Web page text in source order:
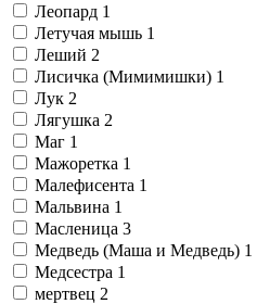
Леопард 1
Летучая мышь 1
Леший 2
Лисичка (Мимимишки) 1
Лук 2
Лягушка 2
Маг 1
Мажоретка 1
Малефисента 1
Мальвина 1
Масленица 3
Медведь (Маша и Медведь) 1
Медсестра 1
мертвец 2